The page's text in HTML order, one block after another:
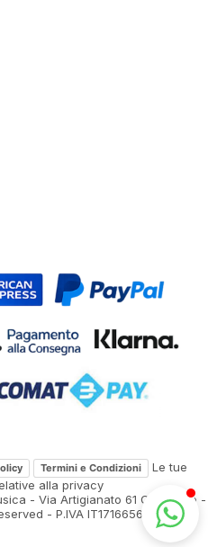
Termini e Condizioni
Le tue
alla privacy
- Via Artigianato 61 Colleferro -
- P.IVA IT17166561005